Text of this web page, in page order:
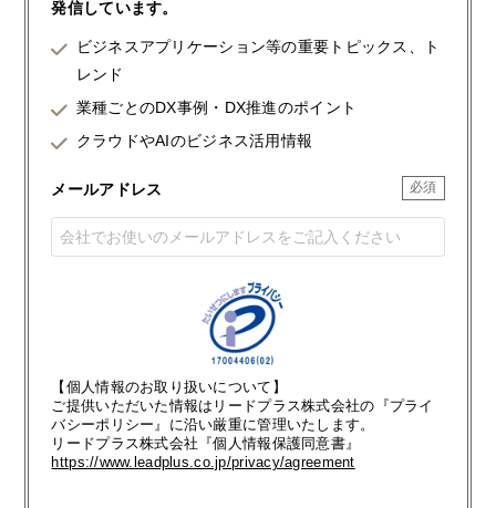
発信しています。
ビジネスアプリケーション等の重要トピックス、ト
レンド
業種ごとのDX事例・DX推進のポイント
クラウドやAIのビジネス活用情報
メールアドレス
【個人情報のお取り扱いについて】
ご提供いただいた情報はリードプラス株式会社の『プライ
バシーポリシー』に沿い厳重に管理いたします。
リードプラス株式会社『個人情報保護同意書』
https://www.leadplus.co.jp/privacy/agreement